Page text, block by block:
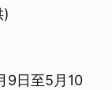
)
9日至5月10